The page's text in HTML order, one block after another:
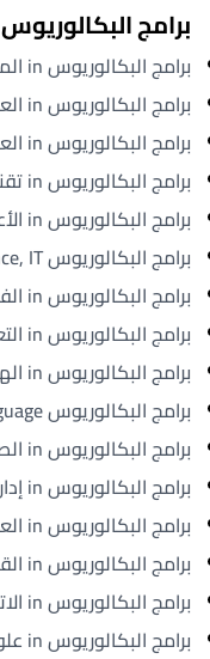
برامج البكالوريوس courses in Malaysia
برامج البكالوريوس in المحاسبة والتمويل
برامج البكالوريوس in العلوم التطبيقية والنظرية
برامج البكالوريوس in العمارة والبناء
برامج البكالوريوس in تقنية السيارات
برامج البكالوريوس in الأعمال و الإدارة
برامج البكالوريوس in Computer Science, IT
برامج البكالوريوس in الفنون الإبداعية والتصميم
برامج البكالوريوس in التعليم والتدريس
برامج البكالوريوس in الهندسة
برامج البكالوريوس in English Language
برامج البكالوريوس in الصحة والطب
برامج البكالوريوس in إدارة الفنادق والضيافة
برامج البكالوريوس in العلوم الإنسانية والاجتماعية
برامج البكالوريوس in القانون
برامج البكالوريوس in الاتصال الجماهيري والإعلام
برامج البكالوريوس in علوم الرياضة